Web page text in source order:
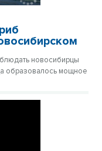
новосибирцы
образовалось мощное